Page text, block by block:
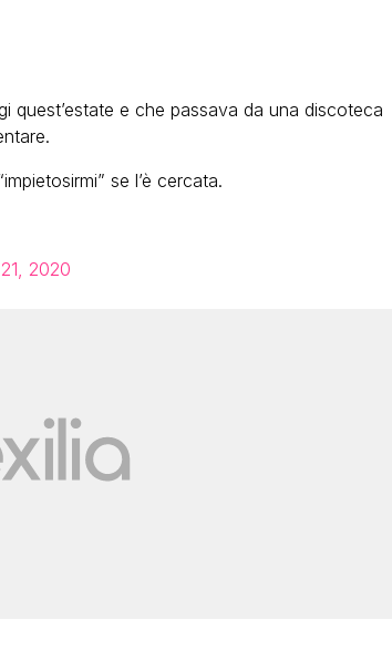
quest’estate e che passava da una discoteca
se l’è cercata.
2020